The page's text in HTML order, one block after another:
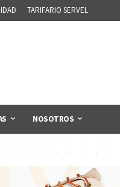
TARIFARIO SERVEL
NOSOTROS